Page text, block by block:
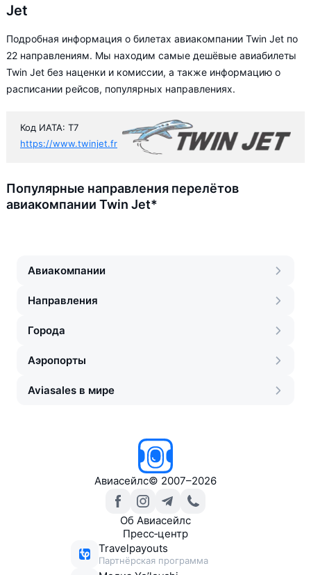
Jet
Подробная информация о билетах авиакомпании Twin Jet по
22 направлениям. Мы находим самые дешёвые авиабилеты
Twin Jet без наценки и комиссии, а также информацию о
расписании рейсов, популярных направлениях.
Код ИАТА: T7
https://www.twinjet.fr
Популярные направления перелётов
авиакомпании Twin Jet*
Авиакомпании
Направления
Города
Аэропорты
Aviasales в мире
Авиасейлс© 2007–2026
Об Авиасейлс
Пресс‑центр
Travelpayouts
Партнёрская программа